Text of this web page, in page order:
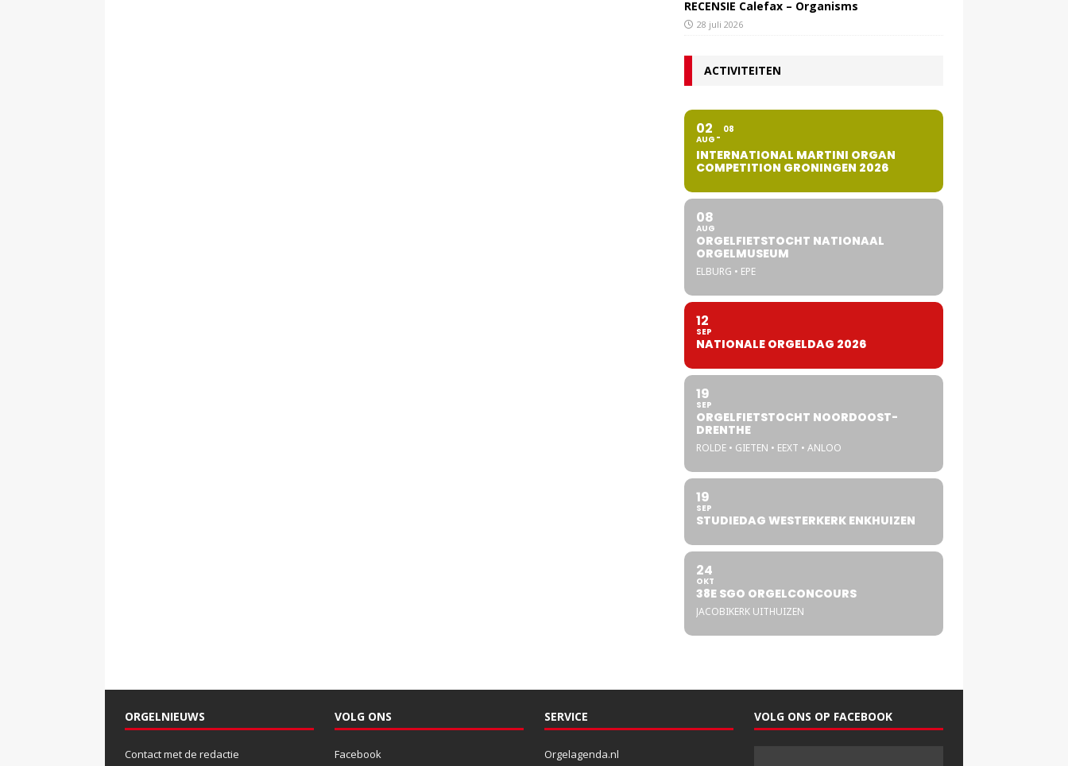
RECENSIE Calefax – Organisms
28 juli 2026
ACTIVITEITEN
02
AUG
08
INTERNATIONAL MARTINI ORGAN
COMPETITION GRONINGEN 2026
08
AUG
ORGELFIETSTOCHT NATIONAAL
ORGELMUSEUM
ELBURG • EPE
12
SEP
NATIONALE ORGELDAG 2026
19
SEP
ORGELFIETSTOCHT NOORDOOST-
DRENTHE
ROLDE • GIETEN • EEXT • ANLOO
19
SEP
STUDIEDAG WESTERKERK ENKHUIZEN
24
OKT
38E SGO ORGELCONCOURS
JACOBIKERK UITHUIZEN
ORGELNIEUWS
Contact met de redactie
VOLG ONS
Facebook
SERVICE
Orgelagenda.nl
VOLG ONS OP FACEBOOK